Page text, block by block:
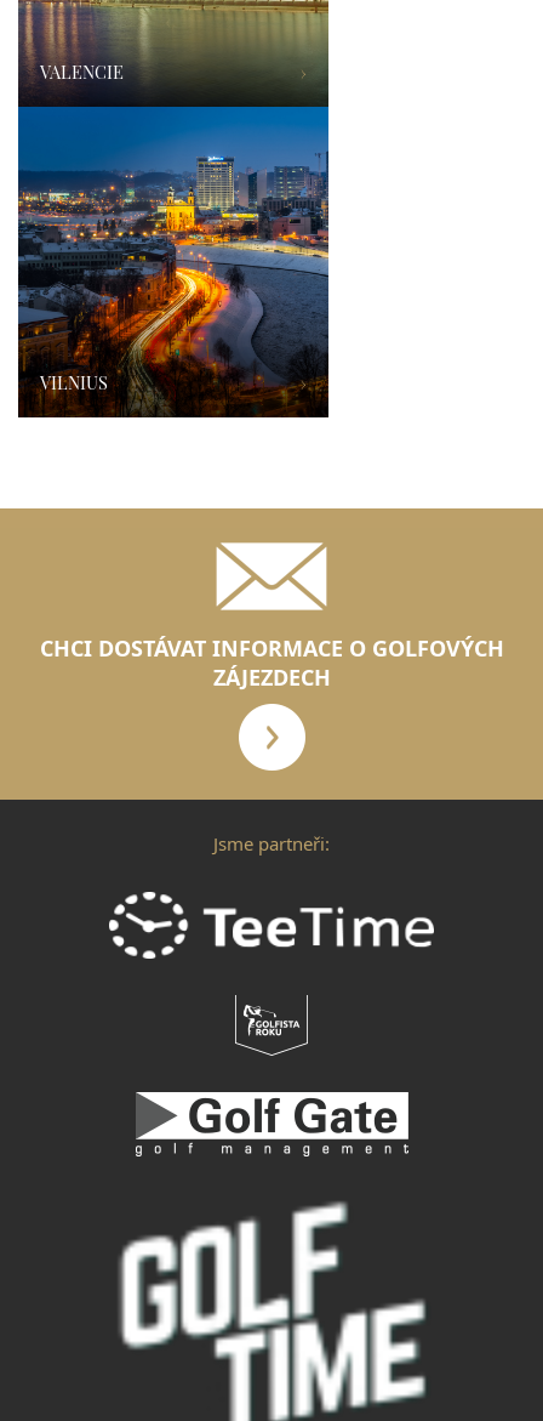
VALENCIE ›
VILNIUS ›
CHCI DOSTÁVAT INFORMACE O GOLFOVÝCH
ZÁJEZDECH
Jsme partneři: